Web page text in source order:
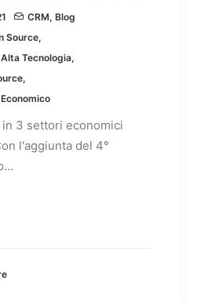
CRM, Blog
Source,
Tecnologia,
,
3 settori economici
l'aggiunta del 4°